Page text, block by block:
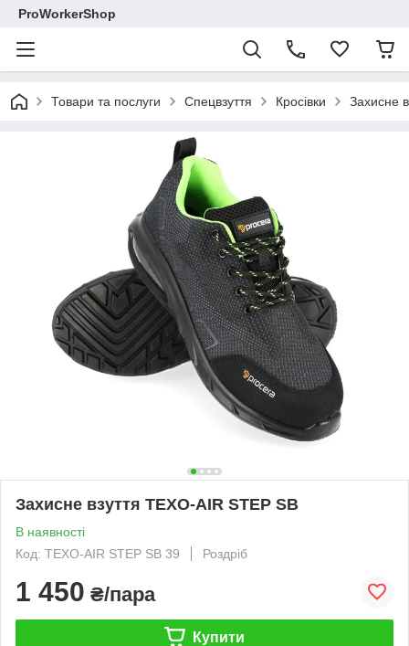
ProWorkerShop
Товари та послуги Спецвзуття Кросівки Захисне
Захисне взуття TEXO-AIR STEP SB
В наявності
Код: TEXO-AIR STEP SB 39
Роздріб
1 450 ₴/пара
Купити